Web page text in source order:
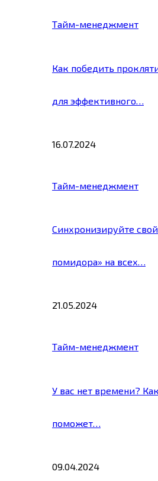
Тайм-менеджмент
Как победить
для эффективного…
16.07.2024
Тайм-менеджмент
Синхронизируйте
помидора» на всех…
21.05.2024
Тайм-менеджмент
У вас нет времени?
поможет…
09.04.2024